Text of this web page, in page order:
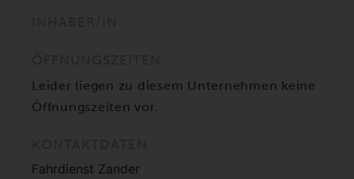
Leider liegen zu diesem Unternehmen keine
Öffnungszeiten vor.
Fahrdienst Zander